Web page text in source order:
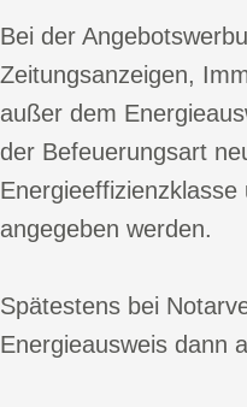
Bei der
Zeitungsanzeigen,
außer dem
der Befeuerungsart
angegeben werden.
Spätestens bei
Energieausweis dann